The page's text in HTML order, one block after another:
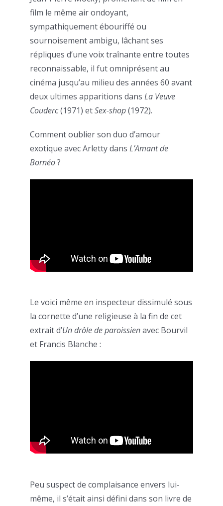
film le même air ondoyant,
sympathiquement ébouriffé ou
sournoisement ambigu, lâchant ses
répliques d’une voix traînante entre toutes
reconnaissable, il fut omniprésent au
cinéma jusqu’au milieu des années 60 avant
deux ultimes apparitions dans La Veuve
Couderc(1971) etSex-shop(1972).
Comment oublier son duo d’amour
exotique avec Arletty dans L’Amant de
Bornéo?
Le voici même en inspecteur dissimulé sous
la cornette d’une religieuse à la fin de cet
extrait d’Un drôle de paroissienavec Bourvil
et Francis Blanche :
Peu suspect de complaisance envers lui-
même, il s’était ainsi défini dans son livre de